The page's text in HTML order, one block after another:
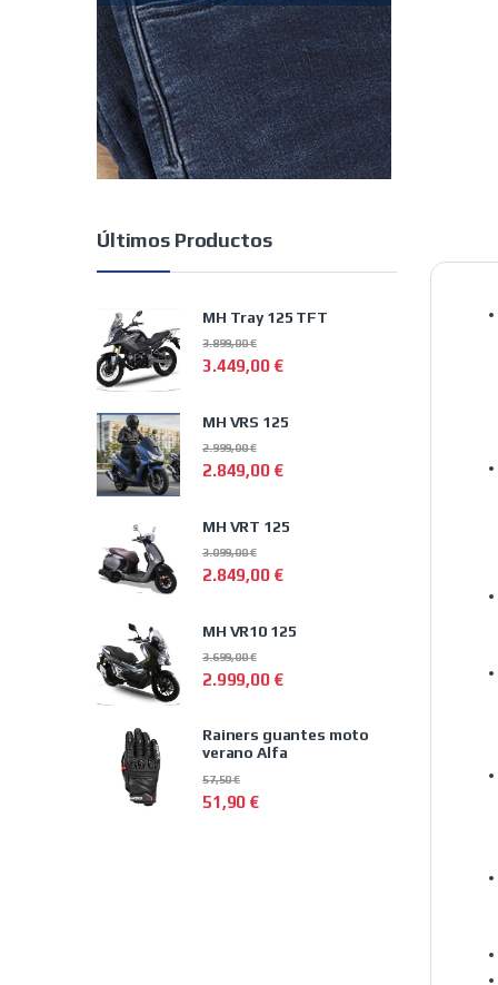
Últimos Productos
MH Tray 125 TFT
3.449,00 €
3.899,00€
MH VRS 125
2.849,00 €
2.999,00€
MH VRT 125
2.849,00 €
3.099,00€
MH VR10 125
2.999,00 €
3.699,00€
Rainers guantes moto
verano Alfa
51,90 €
57,50€